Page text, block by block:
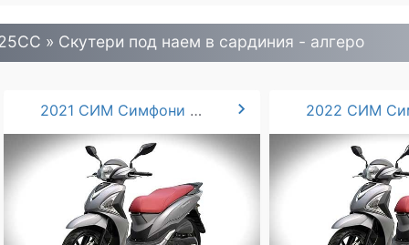
» Скутери под наем в сардиния - алгеро
2021 СИМ Симфони 125cc chevron_right